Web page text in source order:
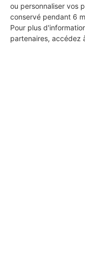
ou personnaliser vos
conservé pendant 6
Pour plus
partenaires, accédez